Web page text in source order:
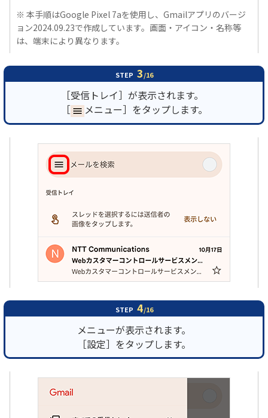
※ 本手順はGoogle Pixel 7aを使用し、Gmailアプリのバージ
ョン2024.09.23で作成しています。画面・アイコン・名称等
は、端末により異なります。
STEP 3/16
［受信トレイ］が表示されます。
［
メニュー］をタップします。
STEP 4/16
メニューが表示されます。
［設定］をタップします。